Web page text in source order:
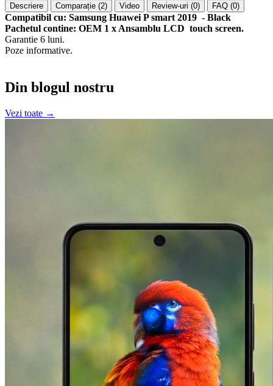
Descriere Comparație (2) Video Review-uri (0) FAQ (0)
Compatibil cu: Samsung Huawei P smart 2019 - Black
Pachetul contine: OEM 1 x Ansamblu LCD touch screen.
Garantie 6 luni.
Poze informative.
Din blogul nostru
Vezi toate →